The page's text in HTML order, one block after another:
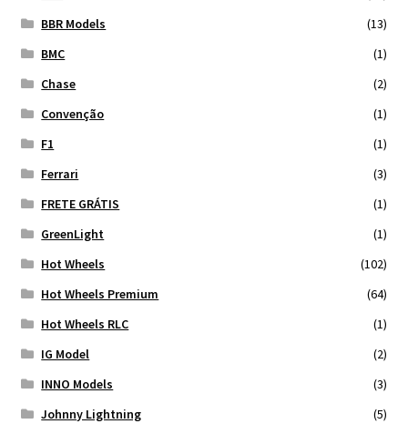
BBR Models
(13)
BMC
(1)
Chase
(2)
Convenção
(1)
F1
(1)
Ferrari
(3)
FRETE GRÁTIS
(1)
GreenLight
(1)
Hot Wheels
(102)
Hot Wheels Premium
(64)
Hot Wheels RLC
(1)
IG Model
(2)
INNO Models
(3)
Johnny Lightning
(5)